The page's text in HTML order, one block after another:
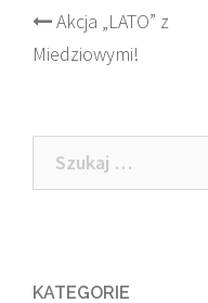
Post
navigation
Akcja „LATO” z
Miedziowymi!
Szukaj:
KATEGORIE